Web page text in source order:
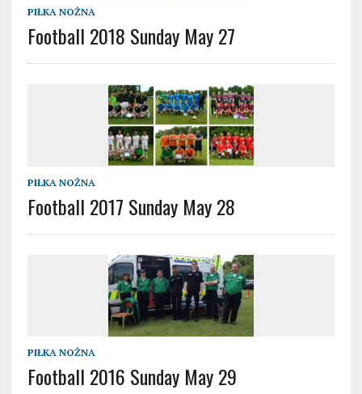
PIŁKA NOŻNA
Football 2018 Sunday May 27
PIŁKA NOŻNA
Football 2017 Sunday May 28
PIŁKA NOŻNA
Football 2016 Sunday May 29